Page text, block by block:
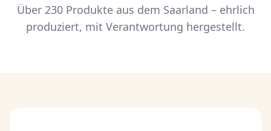
Über 230 Produkte aus dem Saarland – ehrlich
produziert, mit Verantwortung hergestellt.